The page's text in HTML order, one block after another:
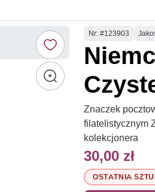
Numer
Nr: #123903
Znaczek
filatelistycznym
kolekcjonera
30,00 zł
OSTATNIA